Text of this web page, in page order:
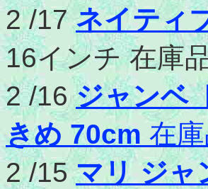
2 /17ネイティ
16インチ 在庫
2 /16ジャンベ
きめ 70cm 在
2 /15マリ ジ